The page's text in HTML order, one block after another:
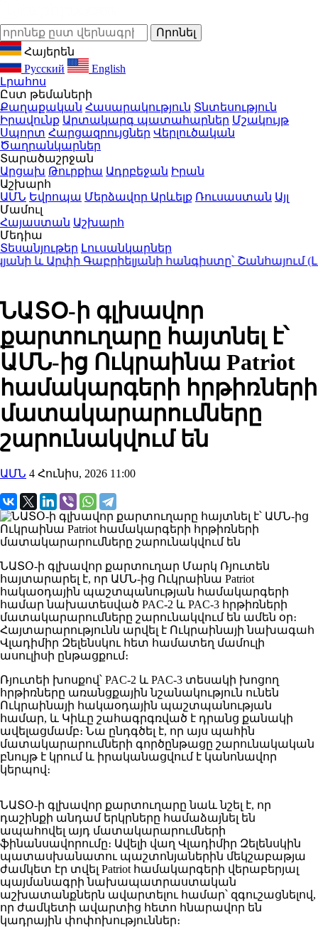
Հայերեն
Русский
English
Լրահոս
Ըստ թեմաների
Քաղաքական Հասարակություն Տնտեսություն
Իրավունք Արտակարգ պատահարներ Մշակույթ
Սպորտ Հարցազրույցներ Վերլուծական
Ծաղրանկարներ
Տարածաշրջան
Արցախ Թուրքիա Ադրբեջան Իրան
Աշխարհ
ԱՄՆ Եվրոպա Մերձավոր Արևելք Ռուսաստան Այլ
Մամուլ
Հայաստան Աշխարհ
Մեդիա
Տեսանյութեր Լուսանկարներ
և Արփի Գաբրիելյանի հանգիստը՝ Շանհայում
ՆԱՏՕ-ի գլխավոր
քարտուղարը հայտնել է՝
ԱՄՆ-ից Ուկրաինա Patriot
համակարգերի հրթիռների
մատակարարումները
շարունակվում են
ԱՄՆ 4 Հունիս, 2026 11:00
ՆԱՏՕ-ի գլխավոր քարտուղար Մարկ Ռյուտեն
հայտարարել է, որ ԱՄՆ-ից Ուկրաինա Patriot
հակաօդային պաշտպանության համակարգերի
համար նախատեսված PAC-2 և PAC-3 հրթիռների
մատակարարումները շարունակվում են ամեն օր։
Հայտարարությունն արվել է Ուկրաինայի նախագահ
Վլադիմիր Զելենսկու հետ համատեղ մամուլի
ասուլիսի ընթացքում։
Ռյուտեի խոսքով՝ PAC-2 և PAC-3 տեսակի խոցող
հրթիռները առանցքային նշանակություն ունեն
Ուկրաինայի հակաօդային պաշտպանության
համար, և Կիևը շահագրգռված է դրանց քանակի
ավելացմամբ։ Նա ընդգծել է, որ այս պահին
մատակարարումների գործընթացը շարունակական
բնույթ է կրում և իրականացվում է կանոնավոր
կերպով։
ՆԱՏՕ-ի գլխավոր քարտուղարը նաև նշել է, որ
դաշինքի անդամ երկրները համաձայնել են
ապահովել այդ մատակարարումների
ֆինանսավորումը։ Ավելի վաղ Վլադիմիր Զելենսկին
պատասխանատու պաշտոնյաներին մեկշաբաթյա
ժամկետ էր տվել Patriot համակարգերի վերաբերյալ
պայմանագրի նախապատրաստական
աշխատանքներն ավարտելու համար՝ զգուշացնելով,
որ ժամկետի ավարտից հետո հնարավոր են
կադրային փոփոխություններ։